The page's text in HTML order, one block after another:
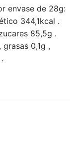
envase de 28g:
344,1kcal .
85,5g .
0,1g ,